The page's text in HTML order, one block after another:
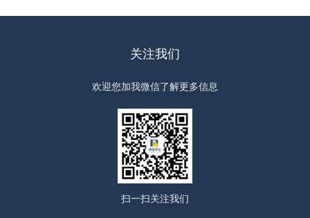
关注我们
欢迎您加我微信了解更多信息
扫一扫关注我们